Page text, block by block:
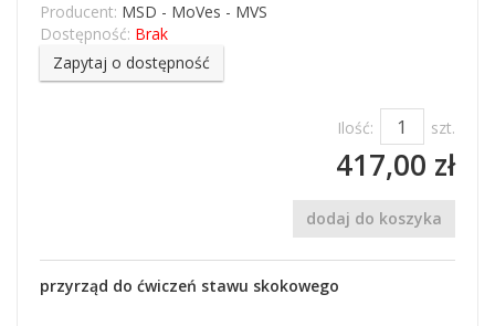
Producent: MSD - MoVes - MVS
Dostępność: Brak
Zapytaj o dostępność
Ilość: szt.
417,00 zł
dodaj do koszyka
przyrząd do ćwiczeń stawu skokowego